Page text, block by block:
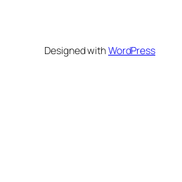
Designed withWordPress